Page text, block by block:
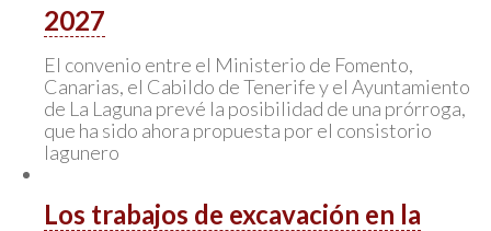
2027
El convenio entre el Ministerio de Fomento,
Canarias, el Cabildo de Tenerife y el Ayuntamiento
de La Laguna prevé la posibilidad de una prórroga,
que ha sido ahora propuesta por el consistorio
lagunero
Los trabajos de excavación en la